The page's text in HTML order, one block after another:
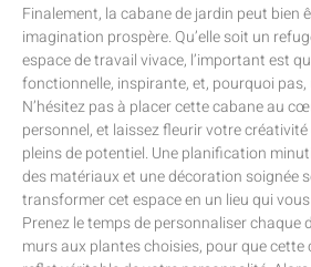
Finalement, la cabane de jardin peut bien
imagination prospère. Qu’elle soit un
espace de travail vivace, l’important est
fonctionnelle, inspirante, et, pourquoi
N’hésitez pas à placer cette cabane au
personnel, et laissez fleurir votre
pleins de potentiel. Une planification
des matériaux et une décoration soignée
transformer cet espace en un lieu qui
Prenez le temps de personnaliser chaque
murs aux plantes choisies, pour que cette